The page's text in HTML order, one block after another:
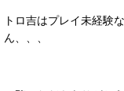
トロ吉はプレイ未経験
ん、、、